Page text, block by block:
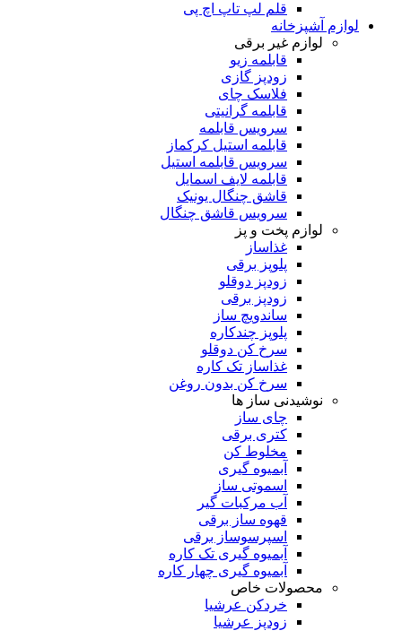
قلم لپ تاپ اچ پی
لوازم آشپزخانه
لوازم غیر برقی
قابلمه زیو
زودپز گازی
فلاسک چای
قابلمه گرانیتی
سرویس قابلمه
قابلمه استیل کرکماز
سرویس قابلمه استیل
قابلمه لایف اسمایل
قاشق چنگال یونیک
سرویس قاشق چنگال
لوازم پخت و پز
غذاساز
پلوپز برقی
زودپز دوقلو
زودپز برقی
ساندویچ ساز
پلوپز چندکاره
سرخ کن دوقلو
غذاساز تک کاره
سرخ کن بدون روغن
نوشیدنی ساز ها
چای ساز
کتری برقی
مخلوط کن
آبمیوه گیری
اسموتی ساز
آب مرکبات گیر
قهوه ساز برقی
اسپرسوساز برقی
آبمیوه گیری تک کاره
آبمیوه گیری چهار کاره
محصولات خاص
خردکن عرشیا
زودپز عرشیا